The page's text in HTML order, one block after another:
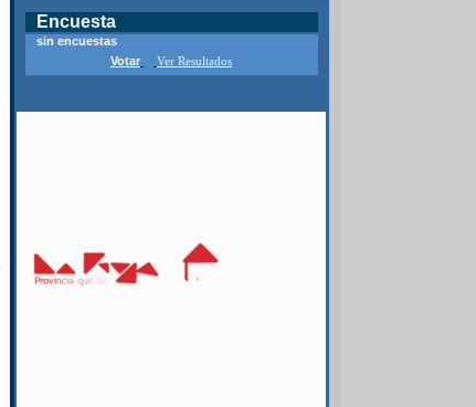
Encuesta
sin encuestas
Votar
Ver Resultados